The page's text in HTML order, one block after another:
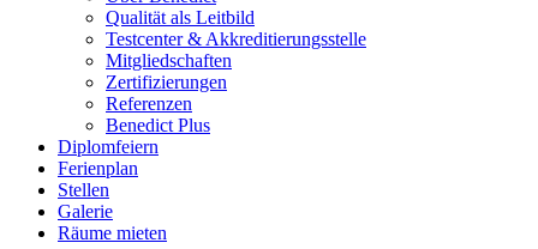
Qualität als Leitbild
Testcenter & Akkreditierungsstelle
Mitgliedschaften
Zertifizierungen
Referenzen
Benedict Plus
Diplomfeiern
Ferienplan
Stellen
Galerie
Räume mieten